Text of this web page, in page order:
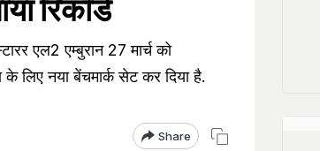
रिकॉर्ड
एल2 एम्बुरान 27 मार्च को
लिए नया बेंचमार्क सेट कर दिया है.
Share